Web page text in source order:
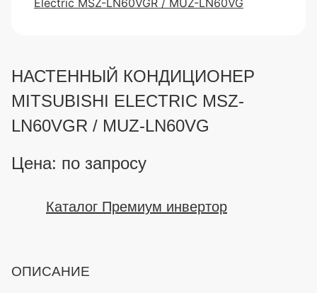
НАСТЕННЫЙ КОНДИЦИОНЕР
MITSUBISHI ELECTRIC MSZ-
LN60VGR / MUZ-LN60VG
Цена: по запросу
Каталог Премиум инвертор
ОПИСАНИЕ